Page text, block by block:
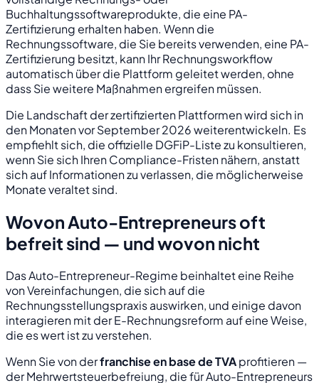
Buchhaltungssoftwareprodukte, die eine PA-
Zertifizierung erhalten haben. Wenn die
Rechnungssoftware, die Sie bereits verwenden, eine PA-
Zertifizierung besitzt, kann Ihr Rechnungsworkflow
automatisch über die Plattform geleitet werden, ohne
dass Sie weitere Maßnahmen ergreifen müssen.
Die Landschaft der zertifizierten Plattformen wird sich in
den Monaten vor September 2026 weiterentwickeln. Es
empfiehlt sich, die offizielle DGFiP-Liste zu konsultieren,
wenn Sie sich Ihren Compliance-Fristen nähern, anstatt
sich auf Informationen zu verlassen, die möglicherweise
Monate veraltet sind.
Wovon Auto-Entrepreneurs oft
befreit sind — und wovon nicht
Das Auto-Entrepreneur-Regime beinhaltet eine Reihe
von Vereinfachungen, die sich auf die
Rechnungsstellungspraxis auswirken, und einige davon
interagieren mit der E-Rechnungsreform auf eine Weise,
die es wert ist zu verstehen.
Wenn Sie von derfranchise en base de TVAprofitieren —
der Mehrwertsteuerbefreiung, die für Auto-Entrepreneurs